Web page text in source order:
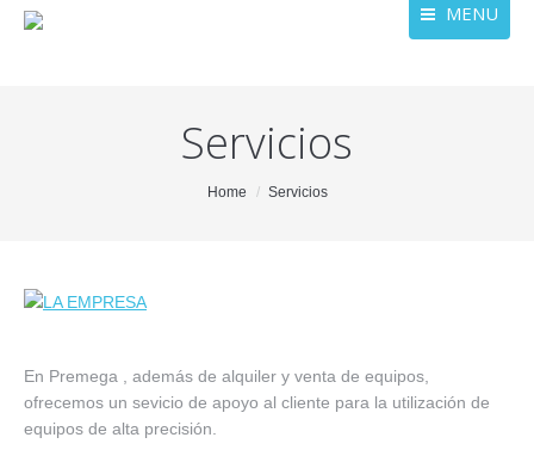
MENU
Servicios
Home Servicios
En Premega , además de alquiler y venta de equipos,
ofrecemos un sevicio de apoyo al cliente para la utilización de
equipos de alta precisión.